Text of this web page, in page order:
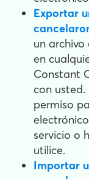
Exportar
un
en
Constant
con
permiso
servicio o
utilice.
Importar